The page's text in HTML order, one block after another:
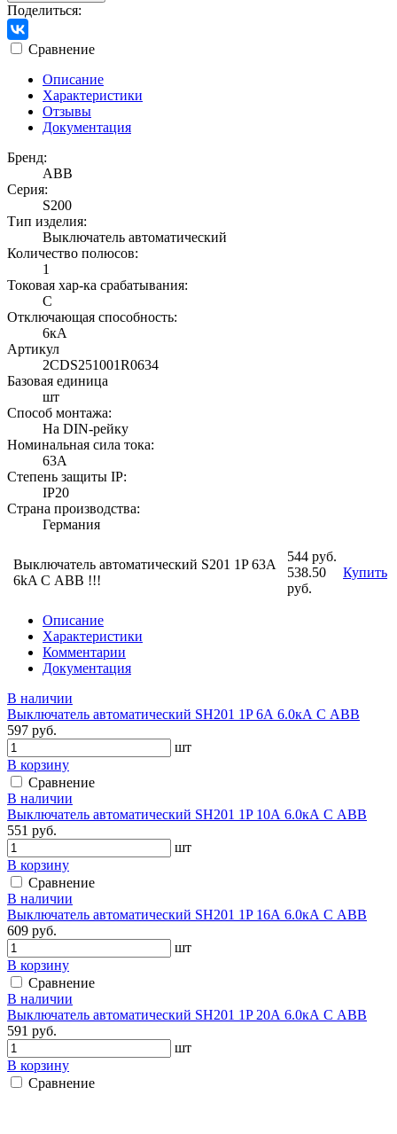
Поделиться:
Сравнение
Описание
Характеристики
Отзывы
Документация
Бренд:
ABB
Серия:
S200
Тип изделия:
Выключатель автоматический
Количество полюсов:
1
Токовая хар-ка срабатывания:
C
Отключающая способность:
6кА
Артикул
2CDS251001R0634
Базовая единица
шт
Способ монтажа:
На DIN-рейку
Номинальная сила тока:
63А
Степень защиты IP:
IP20
Страна производства:
Германия
Выключатель автоматический S201 1P 63A
6kA С ABB !!!
544 руб.
538.50
руб.
Купить
Описание
Характеристики
Комментарии
Документация
В наличии
Выключатель автоматический SH201 1P 6А 6.0кА С АВВ
597 руб.
шт
В корзину
Сравнение
В наличии
Выключатель автоматический SH201 1P 10А 6.0кА С АВВ
551 руб.
шт
В корзину
Сравнение
В наличии
Выключатель автоматический SH201 1P 16А 6.0кА С АВВ
609 руб.
шт
В корзину
Сравнение
В наличии
Выключатель автоматический SH201 1P 20А 6.0кА С АВВ
591 руб.
шт
В корзину
Сравнение